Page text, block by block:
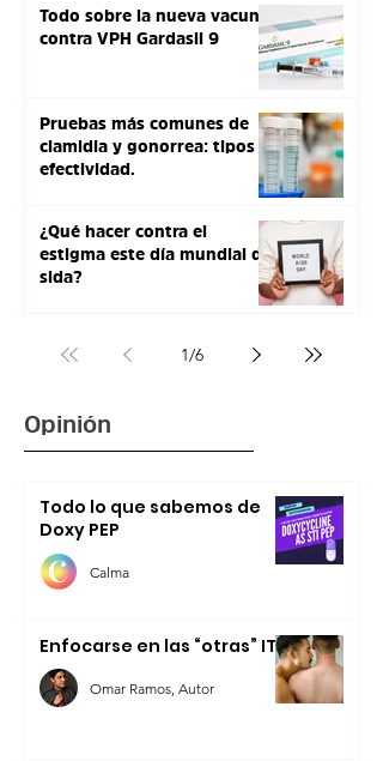
Todo sobre la nueva vacuna
contra VPH Gardasil 9
Pruebas más comunes de
clamidia y gonorrea: tipos y
efectividad.
¿Qué hacer contra el
estigma este día mundial de
sida?
1/6
Opinión
Todo lo que sabemos de
Doxy PEP
Calma
Enfocarse en las “otras” ITS
Omar Ramos, Autor